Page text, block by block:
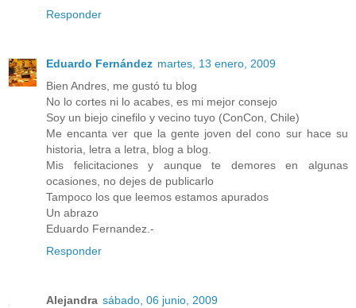
Responder
Eduardo Fernández martes, 13 enero, 2009
Bien Andres, me gustó tu blog
No lo cortes ni lo acabes, es mi mejor consejo
Soy un biejo cinefilo y vecino tuyo (ConCon, Chile)
Me encanta ver que la gente joven del cono sur hace su
historia, letra a letra, blog a blog.
Mis felicitaciones y aunque te demores en algunas
ocasiones, no dejes de publicarlo
Tampoco los que leemos estamos apurados
Un abrazo
Eduardo Fernandez.-
Responder
Alejandra sábado, 06 junio, 2009